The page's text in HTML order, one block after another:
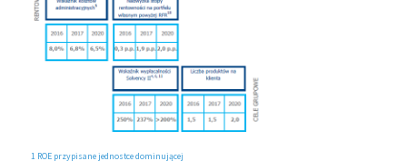
1 ROE przypisane jednostce dominującej